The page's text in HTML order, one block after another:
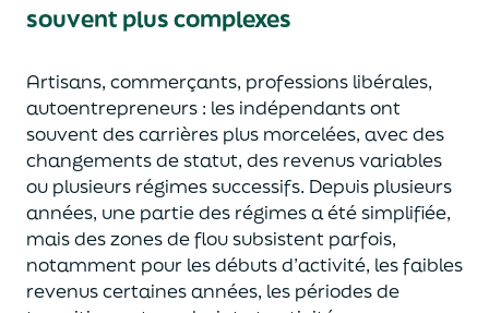
souvent plus complexes
Artisans, commerçants, professions libérales,
autoentrepreneurs : les indépendants ont
souvent des carrières plus morcelées, avec des
changements de statut, des revenus variables
ou plusieurs régimes successifs. Depuis plusieurs
années, une partie des régimes a été simplifiée,
mais des zones de flou subsistent parfois,
notamment pour les débuts d’activité, les faibles
revenus certaines années, les périodes de